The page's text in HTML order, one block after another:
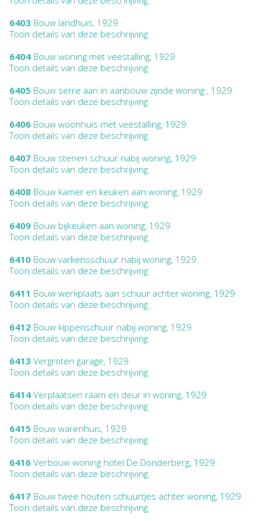
6403 Bouw landhuis, 1929
Toon details van deze beschrijving
6404 Bouw woning met veestalling, 1929
Toon details van deze beschrijving
6405 Bouw serre aan in aanbouw zijnde woning , 1929
Toon details van deze beschrijving
6406 Bouw woonhuis met veestalling, 1929
Toon details van deze beschrijving
6407 Bouw stenen schuur nabij woning, 1929
Toon details van deze beschrijving
6408 Bouw kamer en keuken aan woning, 1929
Toon details van deze beschrijving
6409 Bouw bijkeuken aan woning, 1929
Toon details van deze beschrijving
6410 Bouw varkensschuur nabij woning, 1929
Toon details van deze beschrijving
6411 Bouw werkplaats aan schuur achter woning, 1929
Toon details van deze beschrijving
6412 Bouw kippenschuur nabij woning, 1929
Toon details van deze beschrijving
6413 Vergroten garage, 1929
Toon details van deze beschrijving
6414 Verplaatsen raam en deur in woning, 1929
Toon details van deze beschrijving
6415 Bouw warenhuis, 1929
Toon details van deze beschrijving
6416 Verbouw woning hotel De Donderberg, 1929
Toon details van deze beschrijving
6417 Bouw twee houten schuurtjes achter woning, 1929
Toon details van deze beschrijving